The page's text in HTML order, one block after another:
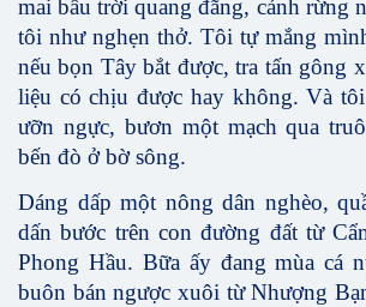
mai bầu trời quang đãng, cảnh rừng
tôi như nghẹn thở. Tôi tự mắng
nếu bọn Tây bắt được, tra tấn gông
liệu có chịu được hay không. Và
ưỡn ngực, bươn một mạch qua
bến đò ở bờ sông.
Dáng dấp một nông dân nghèo,
dấn bước trên con đường đất từ
Phong Hầu. Bữa ấy đang mùa cá
buôn bán ngược xuôi từ Nhượng